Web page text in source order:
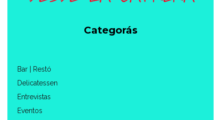
Categorás
Bar | Restó
Delicatessen
Entrevistas
Eventos